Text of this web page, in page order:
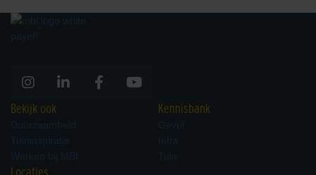
Bekijk ook
Duurzaamheid
Tuininspiratie
Werken bij MBI
Kennisbank
Gevel
Infra
Tuin
Locaties